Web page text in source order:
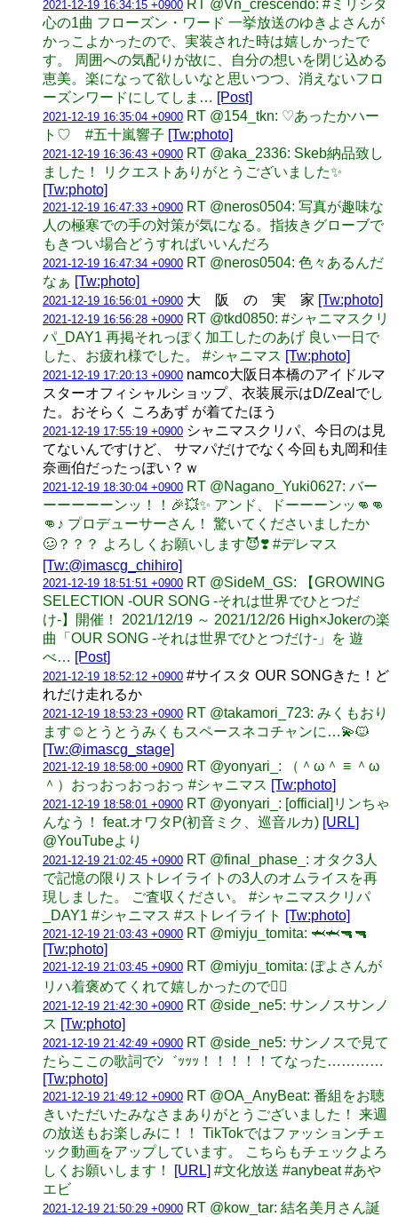
2021-12-19 16:34:15 +0900 RT @Vn_crescendo: #ミリシタ
心の1曲 フローズン・ワード 一挙放送のゆきよさんが
かっこよかったので、実装された時は嬉しかったで
す。 周囲への気配りが故に、自分の想いを閉じ込める
恵美。楽になって欲しいなと思いつつ、消えないフロ
ーズンワードにしてしま… [Post]
2021-12-19 16:35:04 +0900 RT @154_tkn: ♡あったかハー
ト♡ #五十嵐響子 [Tw:photo]
2021-12-19 16:36:43 +0900 RT @aka_2336: Skeb納品致し
ました！ リクエストありがとうございました✨
[Tw:photo]
2021-12-19 16:47:33 +0900 RT @neros0504: 写真が趣味な
人の極寒での手の対策が気になる。指抜きグローブで
もきつい場合どうすればいいんだろ
2021-12-19 16:47:34 +0900 RT @neros0504: 色々あるんだ
なぁ [Tw:photo]
2021-12-19 16:56:01 +0900 大 阪 の 実 家 [Tw:photo]
2021-12-19 16:56:28 +0900 RT @tkd0850: #シャニマスクリ
パ_DAY1 再掲それっぽく加工したのあげ 良い一日で
した、お疲れ様でした。 #シャニマス [Tw:photo]
2021-12-19 17:20:13 +0900 namco大阪日本橋のアイドルマ
スターオフィシャルショップ、衣装展示はD/Zealでし
た。おそらく ころあず が着てたほう
2021-12-19 17:55:19 +0900 シャニマスクリパ、今日のは見
てないんですけど、 サマパだけでなく今回も丸岡和佳
奈画伯だったっぽい？ｗ
2021-12-19 18:30:04 +0900 RT @Nagano_Yuki0627: バー
ーーーーーンッ！！🎉💥✨ アンド、ドーーーンッ👊👊
👊♪ プロデューサーさん！ 驚いてくださいましたか
🥴？？？ よろしくお願いします😈❣️ #デレマス
[Tw:@imascg_chihiro]
2021-12-19 18:51:51 +0900 RT @SideM_GS: 【GROWING
SELECTION -OUR SONG -それは世界でひとつだ
け-】開催！ 2021/12/19 ～ 2021/12/26 High×Jokerの楽
曲「OUR SONG -それは世界でひとつだけ-」を 遊
べ… [Post]
2021-12-19 18:52:12 +0900 #サイスタ OUR SONGきた！ど
れだけ走れるか
2021-12-19 18:53:23 +0900 RT @takamori_723: みくもおり
ます☺️とうとうみくもスペースネコチャンに…💫🐱
[Tw:@imascg_stage]
2021-12-19 18:58:00 +0900 RT @yonyari_: （＾ω＾ ≡ ＾ω
＾）おっおっおっおっ #シャニマス [Tw:photo]
2021-12-19 18:58:01 +0900 RT @yonyari_: [official]リンちゃ
んなう！ feat.オワタP(初音ミク、巡音ルカ) [URL]
@YouTubeより
2021-12-19 21:02:45 +0900 RT @final_phase_: オタク3人
で記憶の限りストレイライトの3人のオムライスを再
現しました。 ご査収ください。 #シャニマスクリパ
_DAY1 #シャニマス #ストレイライト [Tw:photo]
2021-12-19 21:03:43 +0900 RT @miyju_tomita: 🦈🦈🔫🔫
[Tw:photo]
2021-12-19 21:03:45 +0900 RT @miyju_tomita: ぽよさんが
リハ着褒めてくれて嬉しかったので🙆‍♀️
2021-12-19 21:42:30 +0900 RT @side_ne5: サンノスサンノ
ス [Tw:photo]
2021-12-19 21:42:49 +0900 RT @side_ne5: サンノスで見て
たらここの歌詞でﾝ゛ｯｯｯ！！！！！てなった…………
[Tw:photo]
2021-12-19 21:49:12 +0900 RT @OA_AnyBeat: 番組をお聴
きいただいたみなさまありがとうございました！ 来週
の放送もお楽しみに！！ TikTokではファッションチェ
ック動画をアップしています。 こちらもチェックよろ
しくお願いします！
[URL] #文化放送 #anybeat #あや
エビ
2021-12-19 21:50:29 +0900 RT @kow_tar: 結名美月さん誕